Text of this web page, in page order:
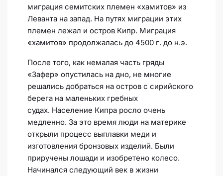
миграция семитских племен «хамитов» из
Леванта на запад. На путях миграции этих
племен лежал и остров Кипр. Миграция
«хамитов» продолжалась до 4500 г. до н.э.
После того, как немалая часть гряды
«Зафер» опустилась на дно, не многие
решались добраться на остров с сирийского
берега на маленьких гребных
судах. Население Кипра росло очень
медленно. За это время люди на материке
открыли процесс выплавки меди и
изготовления бронзовых изделий. Были
приручены лошади и изобретено колесо.
Начинался следующий век в жизни